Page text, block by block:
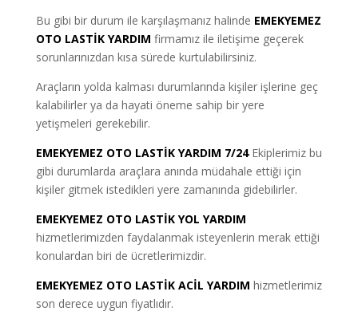
Bu gibi bir durum ile karşılaşmanız halinde EMEKYEMEZ
OTO LASTİK YARDIM firmamız ile iletişime geçerek
sorunlarınızdan kısa sürede kurtulabilirsiniz.
Araçların yolda kalması durumlarında kişiler işlerine geç
kalabilirler ya da hayati öneme sahip bir yere
yetişmeleri gerekebilir.
EMEKYEMEZ OTO LASTİK YARDIM 7/24Ekiplerimiz bu
gibi durumlarda araçlara anında müdahale ettiği için
kişiler gitmek istedikleri yere zamanında gidebilirler.
EMEKYEMEZ OTO LASTİK YOL YARDIM
hizmetlerimizden faydalanmak isteyenlerin merak ettiği
konulardan biri de ücretlerimizdir.
EMEKYEMEZ OTO LASTİK ACİL YARDIM hizmetlerimiz
son derece uygun fiyatlıdır.